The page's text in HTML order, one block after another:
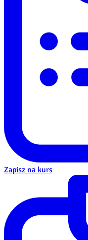
Zapisz na kurs